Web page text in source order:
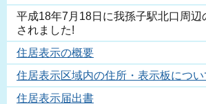
平成18年7月18日に我孫子駅北口周辺
されました!
住居表示の概要
住居表示区域内の住所・表示板につい
住居表示届出書